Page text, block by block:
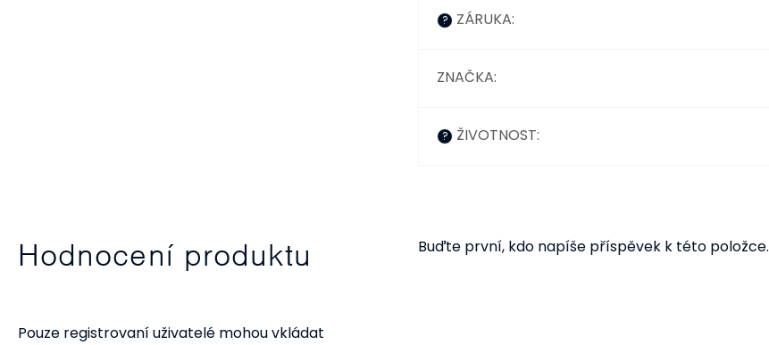
? ZÁRUKA:
ZNAČKA:
? ŽIVOTNOST:
Hodnocení produktu Buďte první, kdo napíše příspěvek k této položce.
Pouze registrovaní uživatelé mohou vkládat